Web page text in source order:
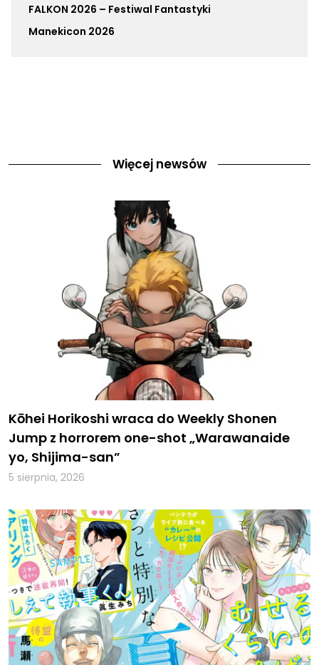
FALKON 2026 – Festiwal Fantastyki
Manekicon 2026
Więcej newsów
Kōhei Horikoshi wraca do Weekly Shonen
Jump z horrorem one-shot „Warawanaide
yo, Shijima-san”
5 sierpnia, 2026